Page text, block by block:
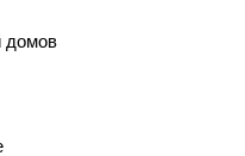
домов